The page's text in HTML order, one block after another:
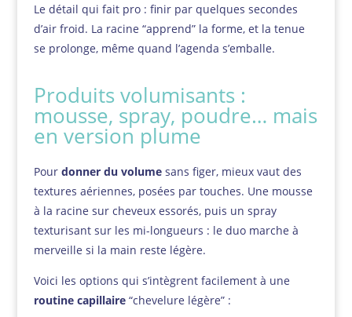
Le détail qui fait pro : finir par quelques secondes
d’air froid. La racine “apprend” la forme, et la tenue
se prolonge, même quand l’agenda s’emballe.
Produits volumisants :
mousse, spray, poudre… mais
en version plume
Pour donner du volumesans figer, mieux vaut des
textures aériennes, posées par touches. Une mousse
à la racine sur cheveux essorés, puis un spray
texturisant sur les mi-longueurs : le duo marche à
merveille si la main reste légère.
Voici les options qui s’intègrent facilement à une
routine capillaire“chevelure légère” :